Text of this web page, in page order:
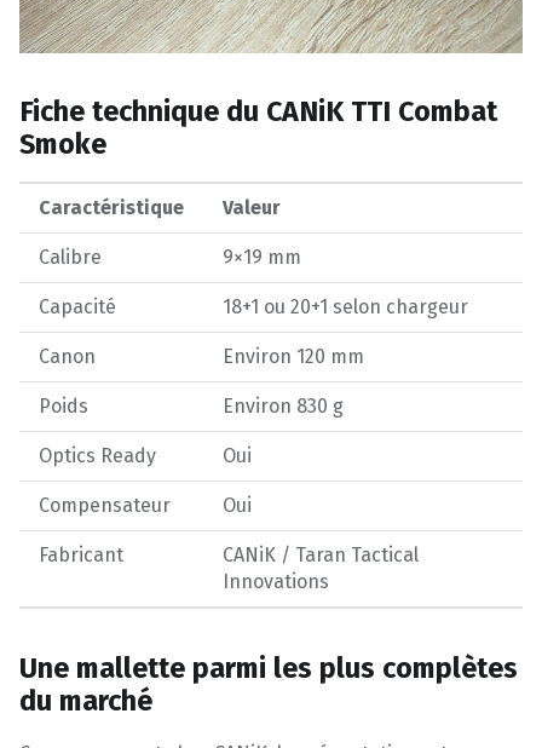
Fiche technique du CANiK TTI Combat
Smoke
Caractéristique Valeur
Calibre 9×19 mm
Capacité 18+1 ou 20+1 selon chargeur
Canon Environ 120 mm
Poids Environ 830 g
Optics Ready Oui
Compensateur Oui
Fabricant
CANiK / Taran Tactical
Innovations
Une mallette parmi les plus complètes
du marché